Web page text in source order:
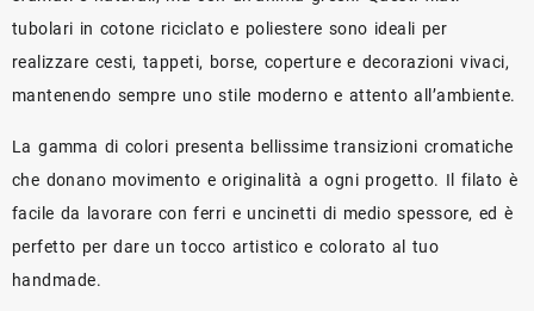
tubolari in cotone riciclato e poliestere sono ideali per
realizzare cesti, tappeti, borse, coperture e decorazioni vivaci,
mantenendo sempre uno stile moderno e attento all’ambiente.
La gamma di colori presenta bellissime transizioni cromatiche
che donano movimento e originalità a ogni progetto. Il filato è
facile da lavorare con ferri e uncinetti di medio spessore, ed è
perfetto per dare un tocco artistico e colorato al tuo
handmade.